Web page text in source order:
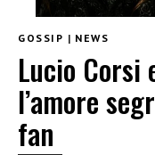
GOSSIP | NEWS
Lucio Corsi
l’amore
fan